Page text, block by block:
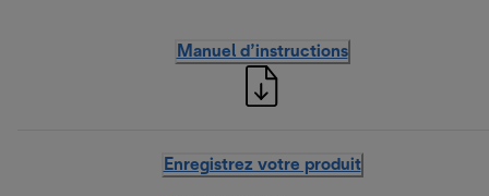
Manuel d’instructions
Enregistrez votre produit